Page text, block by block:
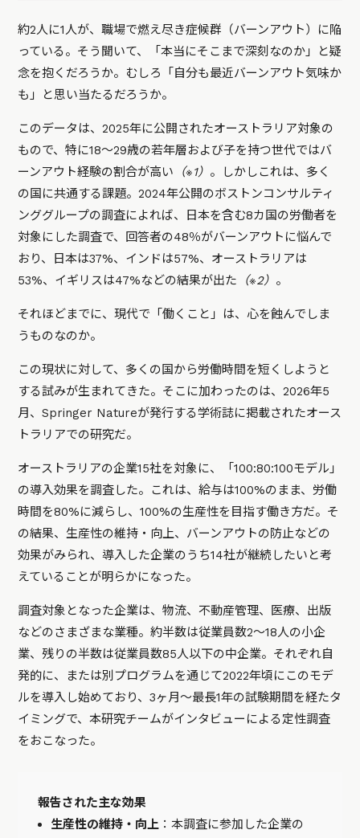
約2人に1人が、職場で燃え尽き症候群（バーンアウト）に陥
っている。そう聞いて、「本当にそこまで深刻なのか」と疑
念を抱くだろうか。むしろ「自分も最近バーンアウト気味か
も」と思い当たるだろうか。
このデータは、2025年に公開されたオーストラリア対象の
もので、特に18〜29歳の若年層および子を持つ世代ではバ
ーンアウト経験の割合が高い （※1） 。しかしこれは、多く
の国に共通する課題。2024年公開のボストンコンサルティ
ンググループの調査によれば、日本を含む8カ国の労働者を
対象にした調査で、回答者の48％がバーンアウトに悩んで
おり、日本は37%、インドは57%、オーストラリアは
53%、イギリスは47%などの結果が出た （※2） 。
それほどまでに、現代で「働くこと」は、心を蝕んでしま
うものなのか。
この現状に対して、多くの国から労働時間を短くしようと
する試みが生まれてきた。そこに加わったのは、2026年5
月、Springer Natureが発行する学術誌に掲載されたオース
トラリアでの研究だ。
オーストラリアの企業15社を対象に、「100:80:100モデル」
の導入効果を調査した。これは、給与は100%のまま、労働
時間を80%に減らし、100%の生産性を目指す働き方だ。そ
の結果、生産性の維持・向上、バーンアウトの防止などの
効果がみられ、導入した企業のうち14社が継続したいと考
えていることが明らかになった。
調査対象となった企業は、物流、不動産管理、医療、出版
などのさまざまな業種。約半数は従業員数2～18人の小企
業、残りの半数は従業員数85人以下の中企業。それぞれ自
発的に、または別プログラムを通じて2022年頃にこのモデ
ルを導入し始めており、3ヶ月〜最長1年の試験期間を経たタ
イミングで、本研究チームがインタビューによる定性調査
をおこなった。
報告された主な効果
生産性の維持・向上 ：本調査に参加した企業の